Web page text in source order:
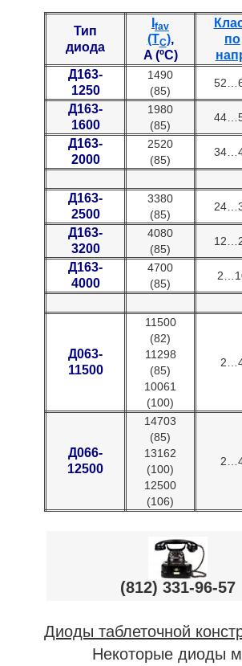
Тип
диода
fav
(TC),
A (ºC)
по
Д163-
1250
1490
(85)
Д163-
1600
1980
(85)
Д163-
2000
2520
(85)
Д163-
2500
3380
(85)
Д163-
3200
4080
(85)
Д163-
4000
4700
(85)
Д063-
11500
11500
(82)
11298
(85)
10061
(100)
Д066-
12500
14703
(85)
13162
(100)
12500
(106)
(812) 331-96-57
Диоды таблеточной
Некоторые диоды